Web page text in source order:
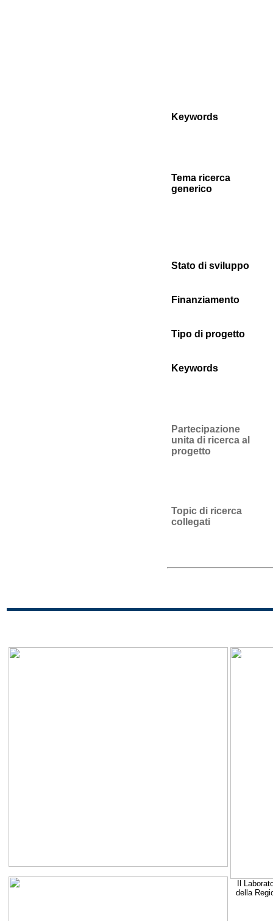
Keywords
Tema ricerca
generico
Stato di sviluppo
Finanziamento
Tipo di progetto
Keywords
Partecipazione
unita di ricerca al
progetto
Topic di ricerca
collegati
Il
della